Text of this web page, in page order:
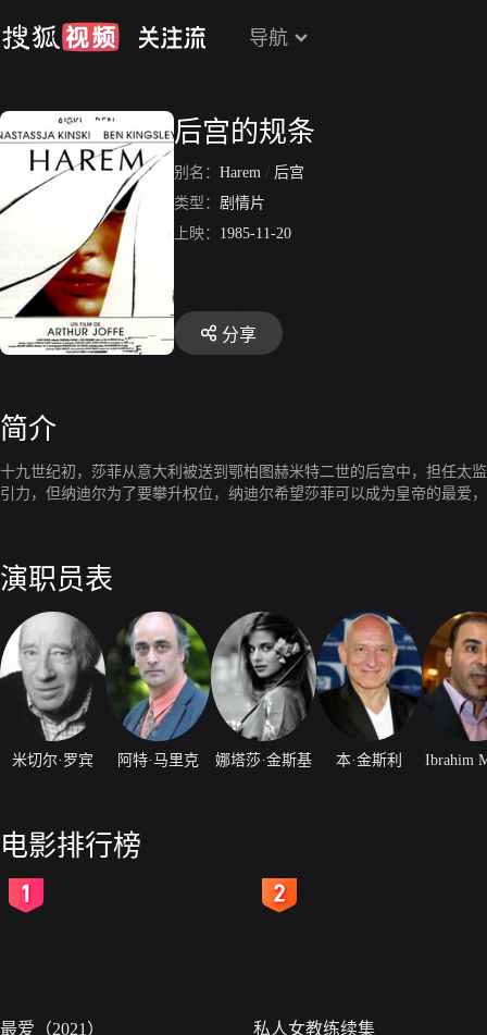
导航
后宫的规条
别名： Harem / 后宫
类型： 剧情片
上映： 1985-11-20
分享
简介
十九世纪初，莎菲从意大利被送到鄂柏图赫米特二世的后宫中，担任太
引力，但纳迪尔为了要攀升权位，纳迪尔希望莎菲可以成为皇帝的最爱
演职员表
米切尔·罗宾 阿特·马里克 娜塔莎·金斯基 本·金斯利 Ibrahim
电影排行榜
最爱（2021） 私人女教练续集